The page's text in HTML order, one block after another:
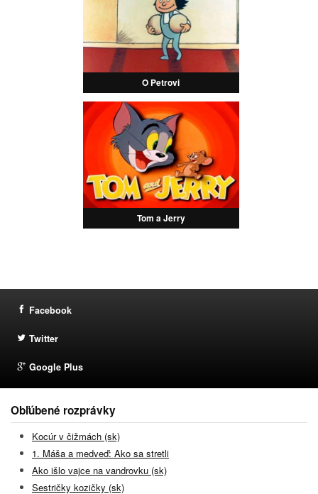
O Petrovi
Tom a Jerry
Facebook
Twitter
Google Plus
Obľúbené rozprávky
Kocúr v čižmách (sk)
1. Máša a medveď: Ako sa stretli
Ako išlo vajce na vandrovku (sk)
Sestričky kozičky (sk)